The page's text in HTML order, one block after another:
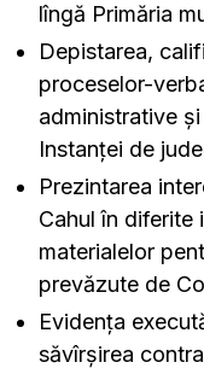
lîngă Primăria
Depistarea,
proceselor-
administrative
Instanţei de
Prezintarea
Cahul în diferite
materialelor
prevăzute de
Evidența
săvîrşirea